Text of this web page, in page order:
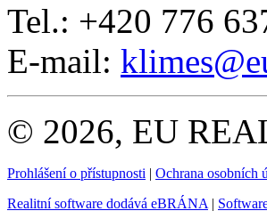
Tel.: +420 776
E-mail: klimes
© 2026, EU
Prohlášení o přístupnosti | Ochrana osobních
Realitní software dodává eBRÁNA |